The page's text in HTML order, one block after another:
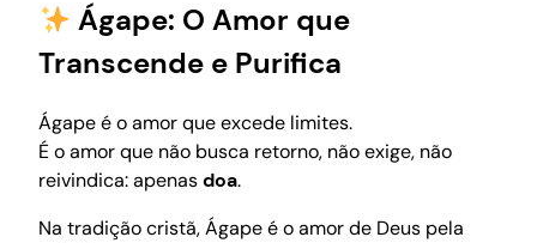
Ágape: O Amor que
Transcende e Purifica
Ágape é o amor que excede limites.
É o amor que não busca retorno, não exige, não
reivindica: apenasdoa.
Na tradição cristã, Ágape é o amor de Deus pela